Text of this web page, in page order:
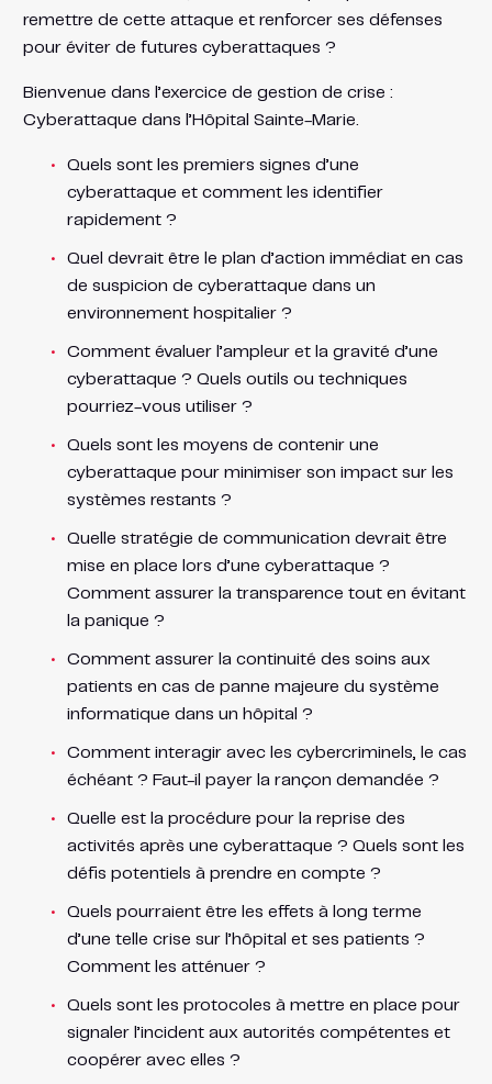
remettre de cette attaque et renforcer ses défenses
pour éviter de futures cyberattaques ?
Bienvenue dans l’exercice de gestion de crise :
Cyberattaque dans l’Hôpital Sainte-Marie.
Quels sont les premiers signes d’une
cyberattaque et comment les identifier
rapidement ?
Quel devrait être le plan d’action immédiat en cas
de suspicion de cyberattaque dans un
environnement hospitalier ?
Comment évaluer l’ampleur et la gravité d’une
cyberattaque ? Quels outils ou techniques
pourriez-vous utiliser ?
Quels sont les moyens de contenir une
cyberattaque pour minimiser son impact sur les
systèmes restants ?
Quelle stratégie de communication devrait être
mise en place lors d’une cyberattaque ?
Comment assurer la transparence tout en évitant
la panique ?
Comment assurer la continuité des soins aux
patients en cas de panne majeure du système
informatique dans un hôpital ?
Comment interagir avec les cybercriminels, le cas
échéant ? Faut-il payer la rançon demandée ?
Quelle est la procédure pour la reprise des
activités après une cyberattaque ? Quels sont les
défis potentiels à prendre en compte ?
Quels pourraient être les effets à long terme
d’une telle crise sur l’hôpital et ses patients ?
Comment les atténuer ?
Quels sont les protocoles à mettre en place pour
signaler l’incident aux autorités compétentes et
coopérer avec elles ?